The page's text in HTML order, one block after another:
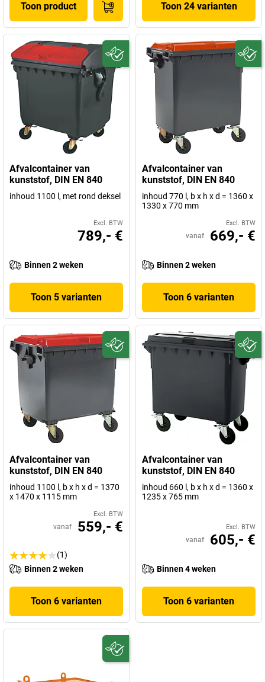
Toon product Toon 24 varianten
Afvalcontainer van
kunststof, DIN EN 840
inhoud 1100 l, met rond deksel
Excl. BTW
789,- €
Binnen 2 weken
Toon 5 varianten
Afvalcontainer van
kunststof, DIN EN 840
inhoud 770 l, b x h x d = 1360 x
1330 x 770 mm
Excl. BTW
vanaf 669,- €
Binnen 2 weken
Toon 6 varianten
Afvalcontainer van
kunststof, DIN EN 840
inhoud 1100 l, b x h x d = 1370
x 1470 x 1115 mm
Excl. BTW
vanaf 559,- €
(1)
Binnen 2 weken
Toon 6 varianten
Afvalcontainer van
kunststof, DIN EN 840
inhoud 660 l, b x h x d = 1360 x
1235 x 765 mm
Excl. BTW
vanaf 605,- €
Binnen 4 weken
Toon 6 varianten